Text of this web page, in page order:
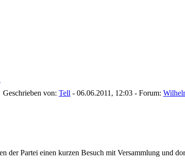
Geschrieben von: Tell - 06.06.2011, 12:03 - Forum:
der Partei einen kurzen Besuch mit Versammlung und